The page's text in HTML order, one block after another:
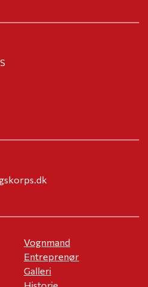
Vognmand
Entreprenør
Galleri